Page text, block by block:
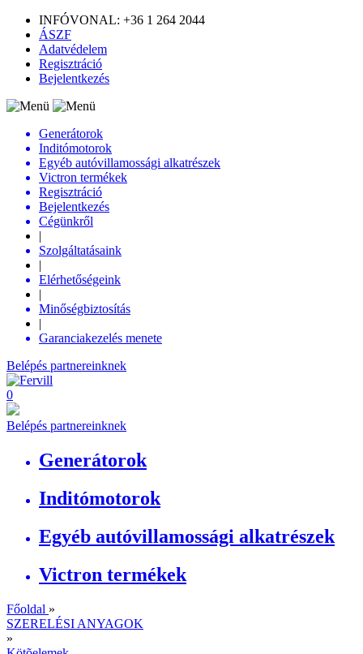
INFÓVONAL: +36 1 264 2044
ÁSZF
Adatvédelem
Regisztráció
Bejelentkezés
Generátorok
Inditómotorok
Egyéb autóvillamossági alkatrészek
Victron termékek
Regisztráció
Bejelentkezés
Cégünkről
|
Szolgáltatásaink
|
Elérhetőségeink
|
Minőségbiztosítás
|
Garanciakezelés menete
Belépés partnereinknek
0
Belépés partnereinknek
Generátorok
Inditómotorok
Egyéb autóvillamossági alkatrészek
Victron termékek
Főoldal »
SZERELÉSI ANYAGOK
»